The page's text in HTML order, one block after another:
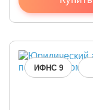
ИФНС 9